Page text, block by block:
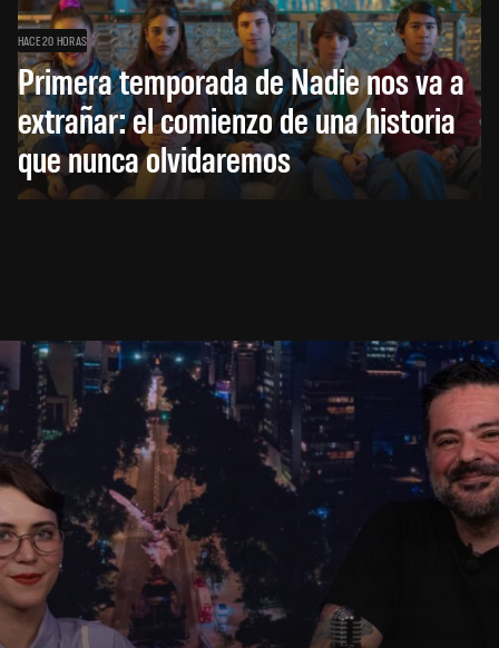
HACE 20 HORAS
Primera temporada de Nadie nos va a
extrañar: el comienzo de una historia
que nunca olvidaremos